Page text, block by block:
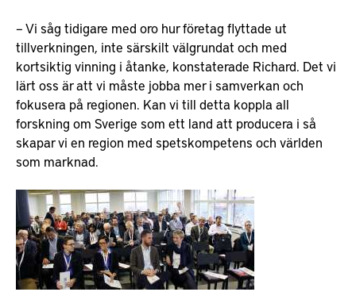
– Vi såg tidigare med oro hur företag flyttade ut
tillverkningen, inte särskilt välgrundat och med
kortsiktig vinning i åtanke, konstaterade Richard. Det vi
lärt oss är att vi måste jobba mer i samverkan och
fokusera på regionen. Kan vi till detta koppla all
forskning om Sverige som ett land att producera i så
skapar vi en region med spetskompetens och världen
som marknad.